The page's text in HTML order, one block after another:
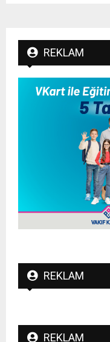
REKLAM
REKLAM
REKLAM